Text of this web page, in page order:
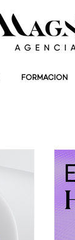
FORMACION